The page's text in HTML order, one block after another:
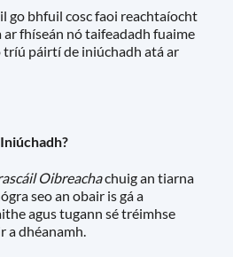
go bhfuil cosc ​​​faoi reachtaíocht
fhíseán nó taifeadadh fuaime
páirtí de iniúchadh atá ar
Oibreachachuig an tiarna
seo an obair is gá a
agus tugann sé tréimhse
a dhéanamh.